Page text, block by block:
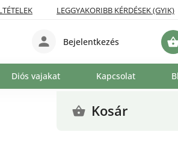
LEGGYAKORIBB KÉRDÉSEK (GYIK)
Bejelentkezés
Diós vajakat Kapcsolat
Kosár